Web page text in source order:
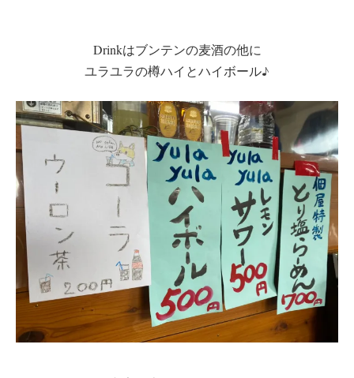
Drinkはブンテンの麦酒の他に
ユラユラの樽ハイとハイボール♪